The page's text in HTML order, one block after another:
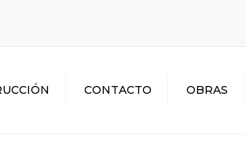
CONTACTO OBRAS